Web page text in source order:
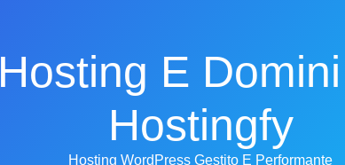
Hosting E
Hostingfy
Hosting WordPress Gestito E Performante